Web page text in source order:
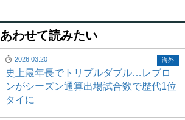
あわせて読みたい
2026.03.20
史上最年長でトリプルダブル…レブロ
ンがシーズン通算出場試合数で歴代1位
タイに
海外